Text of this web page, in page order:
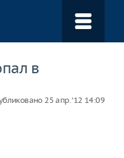
в
25 апр. ‘12 14:09